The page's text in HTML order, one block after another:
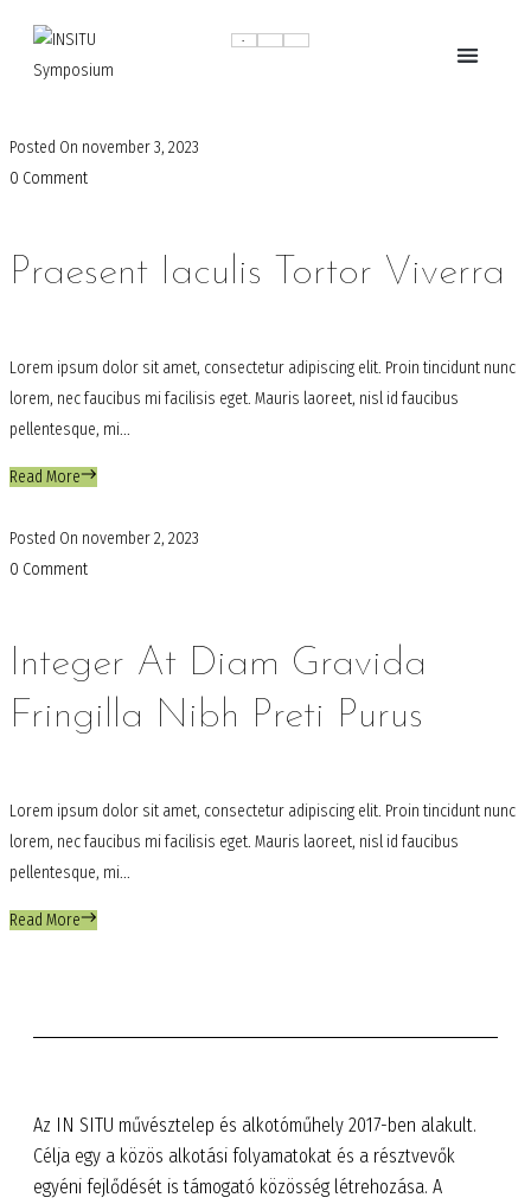
Posted On november 3, 2023
0 Comment
Praesent Iaculis Tortor Viverra
Lorem ipsum dolor sit amet, consectetur adipiscing elit. Proin tincidunt nunc
lorem, nec faucibus mi facilisis eget. Mauris laoreet, nisl id faucibus
pellentesque, mi...
Read More
Posted On november 2, 2023
0 Comment
Integer At Diam Gravida
Fringilla Nibh Preti Purus
Lorem ipsum dolor sit amet, consectetur adipiscing elit. Proin tincidunt nunc
lorem, nec faucibus mi facilisis eget. Mauris laoreet, nisl id faucibus
pellentesque, mi...
Read More
Az IN SITU művésztelep és alkotóműhely 2017-ben alakult.
Célja egy a közös alkotási folyamatokat és a résztvevők
egyéni fejlődését is támogató közösség létrehozása. A